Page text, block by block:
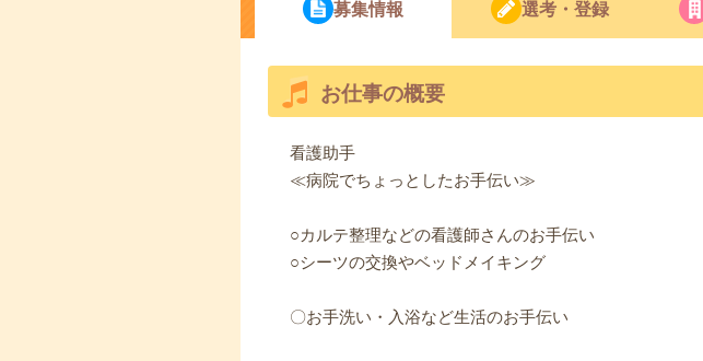
募集情報 選考・登録
お仕事の概要
看護助手
≪病院でちょっとしたお手伝い≫
○カルテ整理などの看護師さんのお手伝い
○シーツの交換やベッドメイキング
〇お手洗い・入浴など生活のお手伝い